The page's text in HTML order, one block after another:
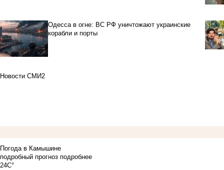
Одесса в огне: ВС РФ уничтожают украинские
корабли и порты
Новости СМИ2
Погода в Камышине
подробный прогноз подробнее
24C°